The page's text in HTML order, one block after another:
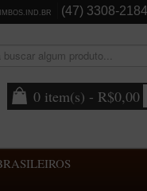
(47) 3308-2184
0 item(s) - R$0,00